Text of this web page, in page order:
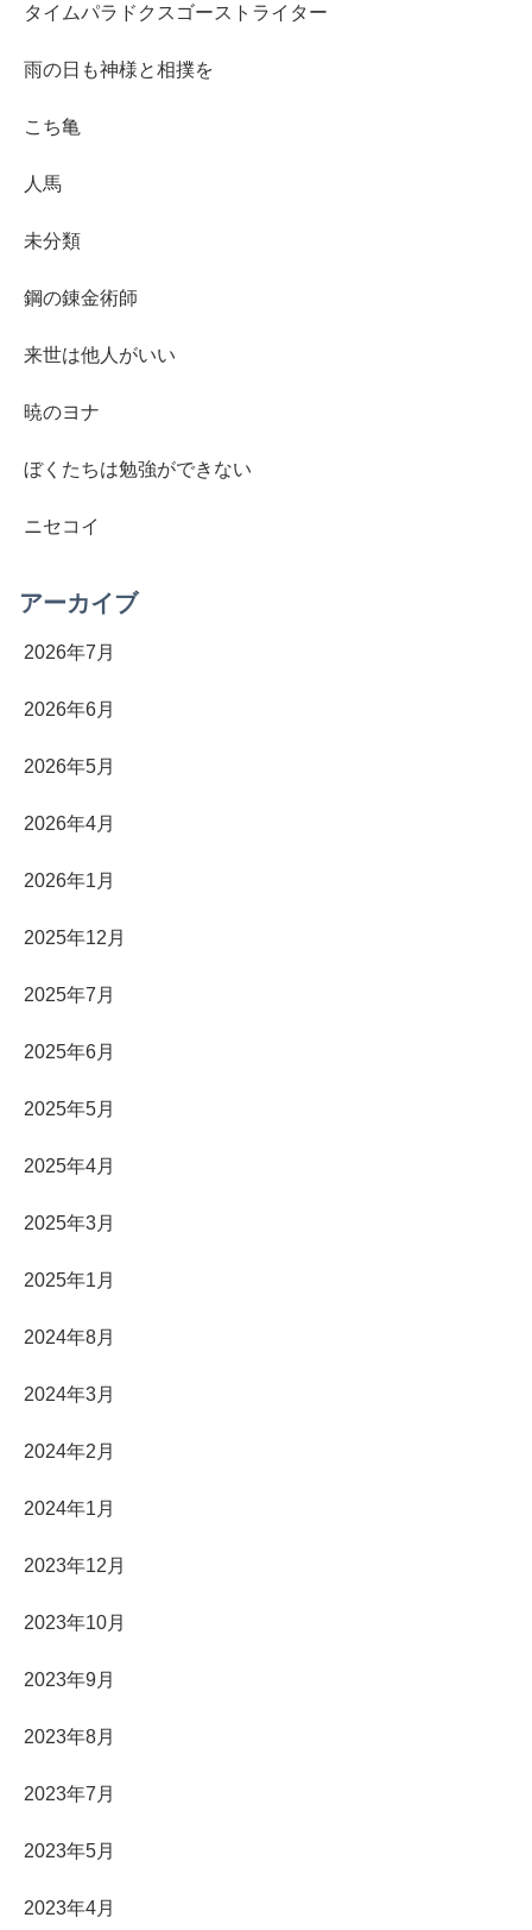
タイムパラドクスゴーストライター
雨の日も神様と相撲を
こち亀
人馬
未分類
鋼の錬金術師
来世は他人がいい
暁のヨナ
ぼくたちは勉強ができない
ニセコイ
アーカイブ
2026年7月
2026年6月
2026年5月
2026年4月
2026年1月
2025年12月
2025年7月
2025年6月
2025年5月
2025年4月
2025年3月
2025年1月
2024年8月
2024年3月
2024年2月
2024年1月
2023年12月
2023年10月
2023年9月
2023年8月
2023年7月
2023年5月
2023年4月